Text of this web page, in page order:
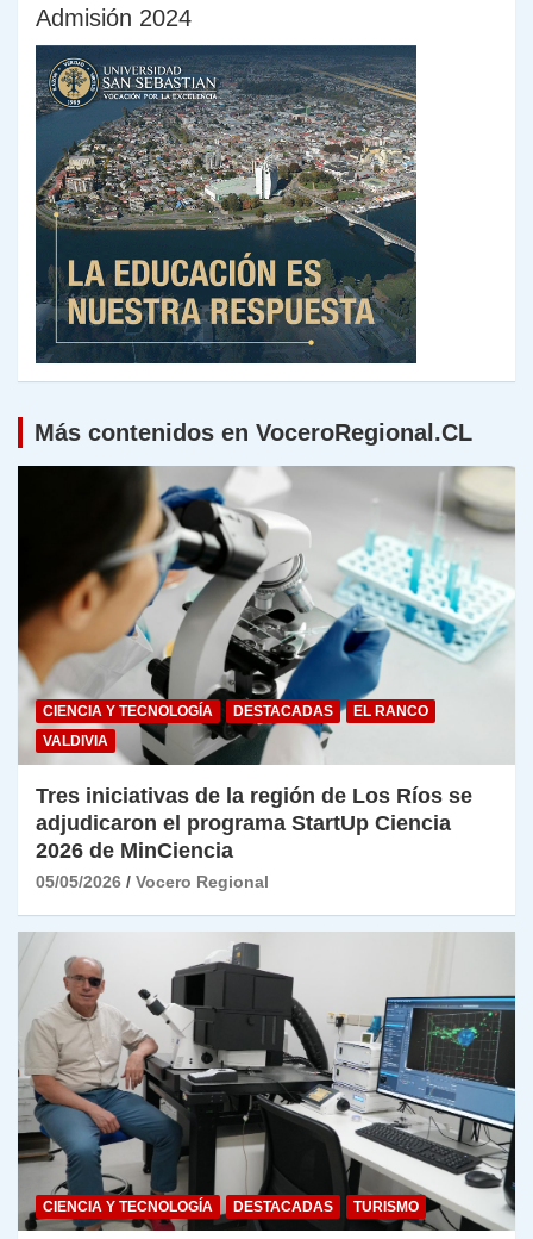
Admisión 2024
Más contenidos en VoceroRegional.CL
CIENCIA Y TECNOLOGÍA DESTACADAS
EL RANCO
VALDIVIA
Tres iniciativas de la región de Los Ríos se
adjudicaron el programa StartUp Ciencia
2026 de MinCiencia
05/05/2026 Vocero Regional
CIENCIA Y TECNOLOGÍA DESTACADAS TURISMO